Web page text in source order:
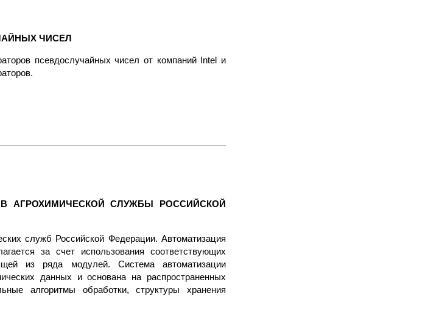
ЧИСЕЛ
псевдослучайных чисел от компаний Intel и
АГРОХИМИЧЕСКОЙ СЛУЖБЫ РОССИЙСКОЙ
служб Российской Федерации. Автоматизация
за счет использования соответствующих
из ряда модулей. Система автоматизации
данных и основана на распространенных
алгоритмы обработки, структуры хранения